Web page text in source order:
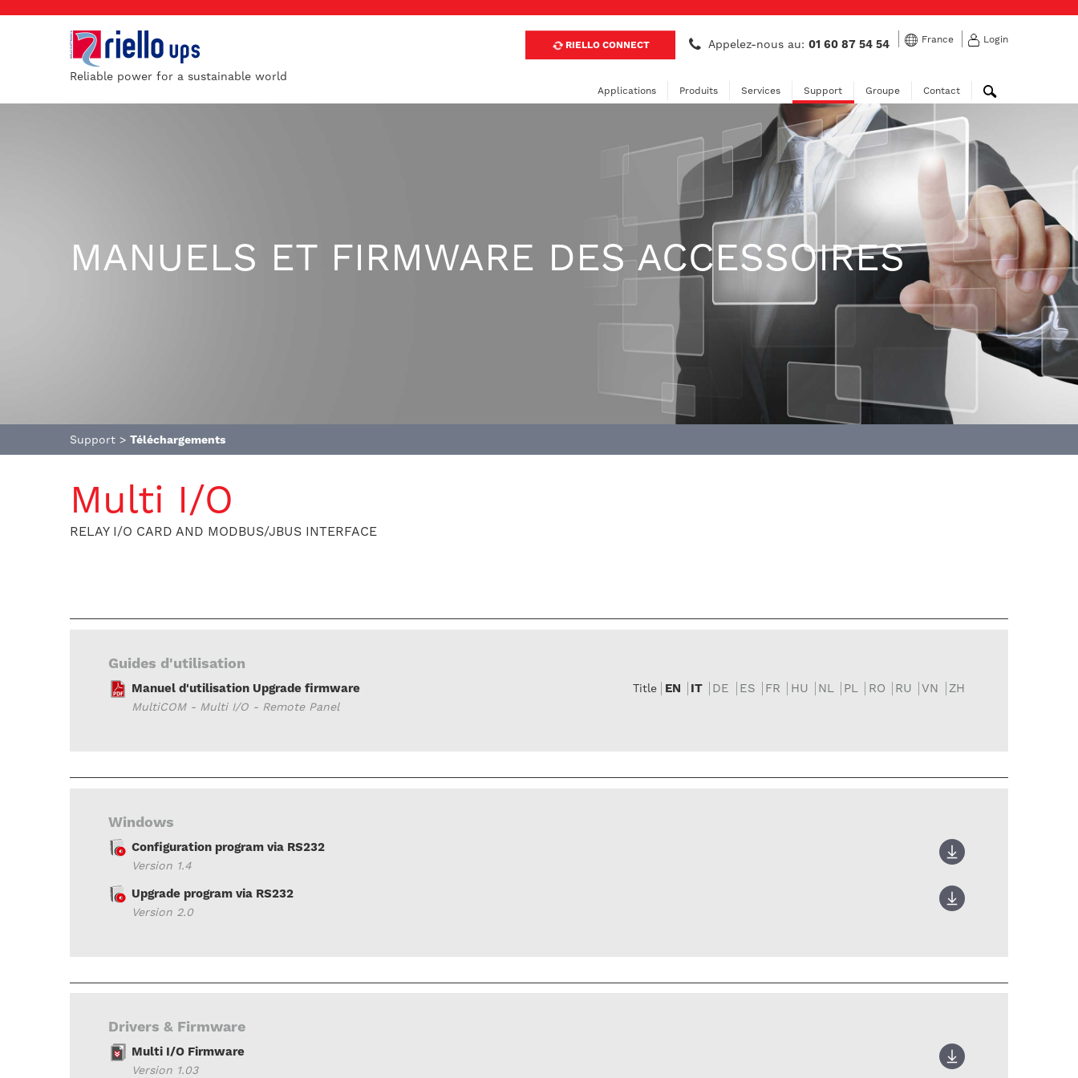
Reliable power for a sustainable world
RIELLO CONNECT Appelez-nous au:01 60 87 54 54 France Login
Applications Produits Services Support Groupe Contact
MANUELS ET FIRMWARE DES ACCESSOIRES
Support > Téléchargements
Multi I/O
RELAY I/O CARD AND MODBUS/JBUS INTERFACE
Guides d'utilisation
Manuel d'utilisation Upgrade firmware
MultiCOM - Multi I/O - Remote Panel
Title EN IT DE ES FR HU NL PL RO RU VN ZH
Windows
Configuration program via RS232
Version 1.4
Upgrade program via RS232
Version 2.0
Drivers & Firmware
Multi I/O Firmware
Version 1.03